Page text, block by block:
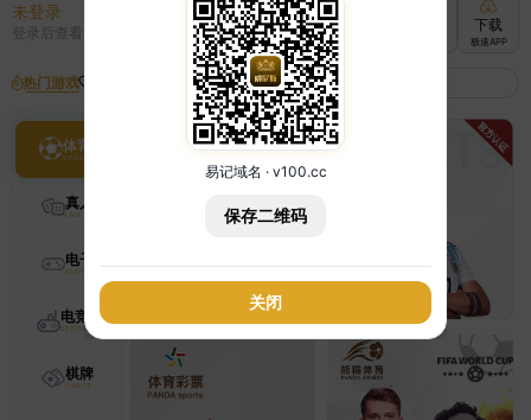
未登录
登录后查看 充值
快速到账
下载
极速APP
热门游戏
体育
真人
电子
电竞
棋牌
易记域名 · v100.cc
保存二维码
关闭